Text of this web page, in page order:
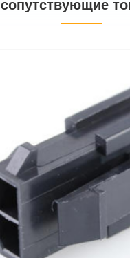
сопутствующие